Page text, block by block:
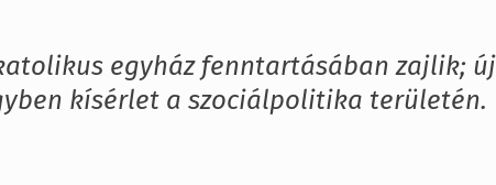
egyház fenntartásában zajlik; új
kísérlet a szociálpolitika területén.